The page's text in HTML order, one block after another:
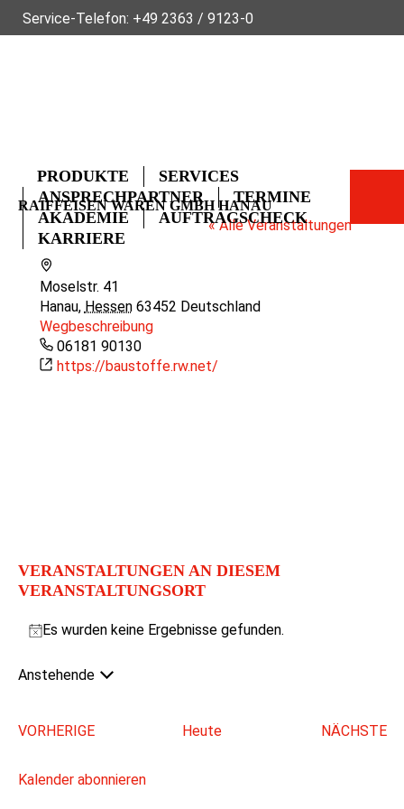
Service-Telefon: +49 2363 / 9123-0
PRODUKTE
SERVICES
ANSPRECHPARTNER
TERMINE
AKADEMIE
AUFTRAGSCHECK
KARRIERE
RAIFFEISEN WAREN GMBH HANAU
« Alle Veranstaltungen
Moselstr. 41
Hanau, Hessen 63452 Deutschland
Wegbeschreibung
Telefon
06181 90130
Webseite
https://baustoffe.rw.net/
VERANSTALTUNGEN AN DIESEM
VERANSTALTUNGSORT
Hinweis
Es wurden keine Ergebnisse gefunden.
Anstehende
VORHERIGEVERANSTALTUNGEN
Heute
NÄCHSTE
Kalender abonnieren